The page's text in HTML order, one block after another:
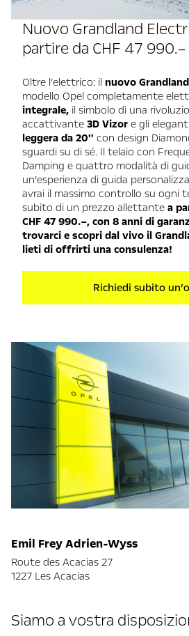
Nuovo Grandland
partire da CHF 47 990.–
Oltre l’elettrico: il nuovo
modello Opel completamente
integrale, il simbolo di una
accattivante 3D Vizor e gli
leggera da 20'' con design
sguardi su di sé. Il telaio con
Damping e quattro modalità di
un’esperienza di guida
avrai il massimo controllo su ogni
subito di un prezzo allettante a
CHF 47 990.–, con 8 anni di
trovarci e scopri dal vivo il
lieti di offrirti una consulenza!
Richiedi subito
Emil Frey Adrien-Wyss
Route des Acacias 27
1227 Les Acacias
Siamo a vostra